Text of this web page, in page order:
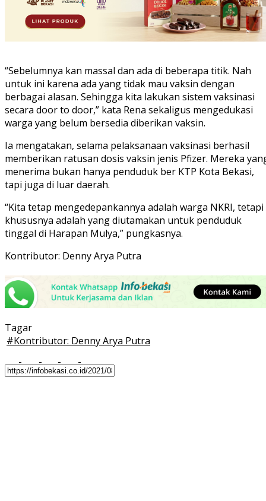
“Sebelumnya kan massal dan ada di beberapa titik. Nah
untuk ini karena ada yang tidak mau vaksin dengan
berbagai alasan. Sehingga kita lakukan sistem vaksinasi
secara door to door,” kata Rena sekaligus mengedukasi
warga yang belum bersedia diberikan vaksin.
Ia mengatakan, selama pelaksanaan vaksinasi berhasil
memberikan ratusan dosis vaksin jenis Pfizer. Mereka
menerima bukan hanya penduduk ber KTP Kota Bekasi,
tapi juga di luar daerah.
“Kita tetap mengedepankannya adalah warga NKRI, tetapi
khususnya adalah yang diutamakan untuk penduduk
tinggal di Harapan Mulya,” pungkasnya.
Kontributor: Denny Arya Putra
Tagar
#Kontributor: Denny Arya Putra